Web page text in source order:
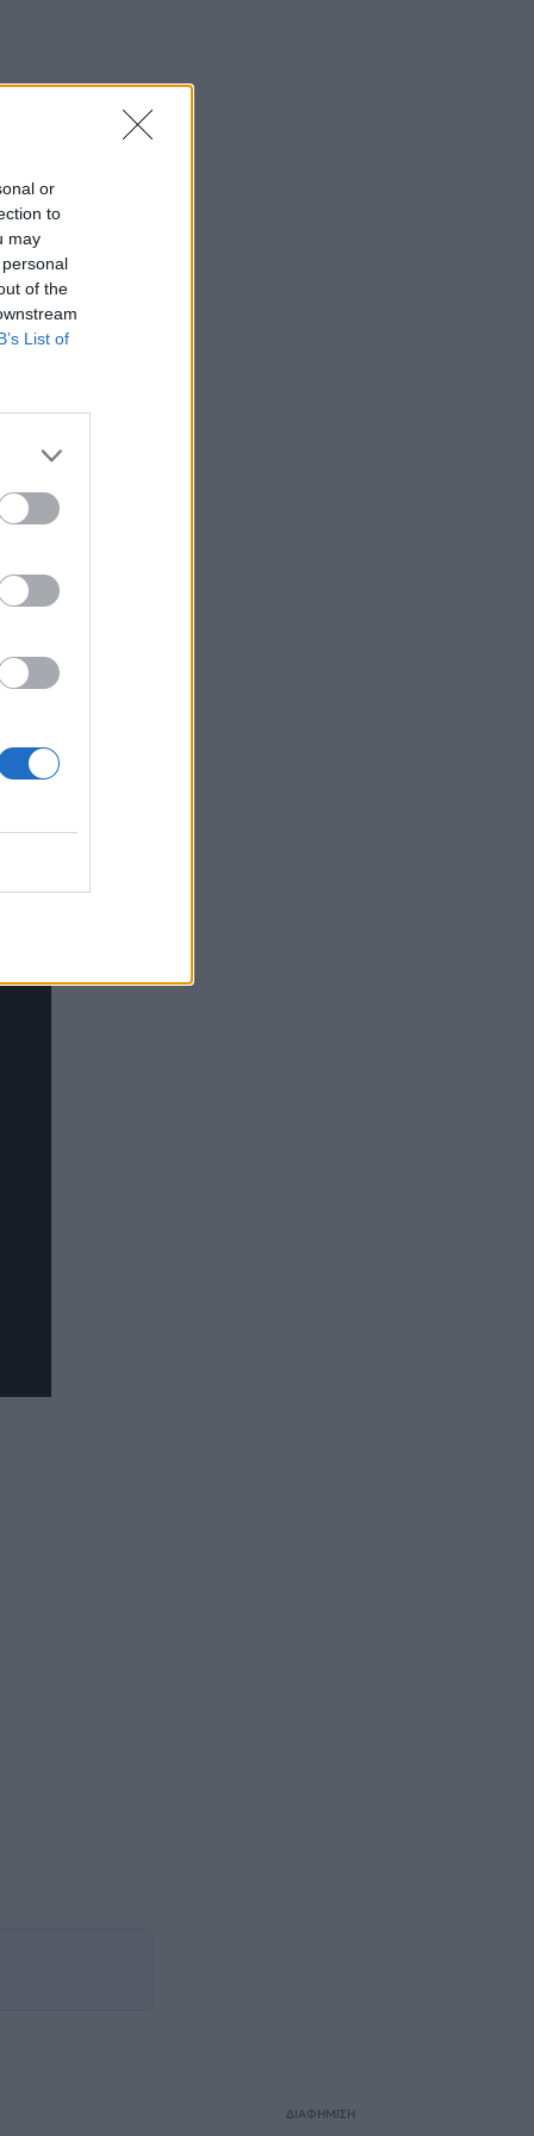
or
to
may
of the
List of
ΔΙΑΦΗΜΙΣΗ